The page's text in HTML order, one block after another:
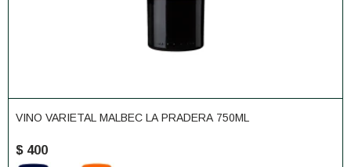
VINO VARIETAL MALBEC LA PRADERA 750ML
$ 400